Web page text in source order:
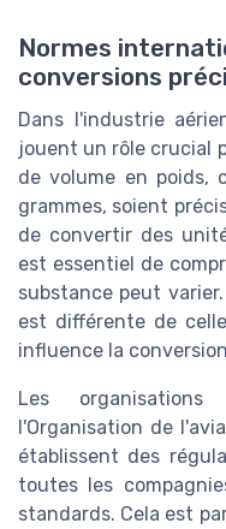
Normes
conversions
Dans l'industrie
jouent un rôle crucial
de volume en poids,
grammes, soient
de convertir des
est essentiel de
substance peut
est différente de
influence la
Les
l'Organisation de
établissent des
toutes les
standards. Cela est